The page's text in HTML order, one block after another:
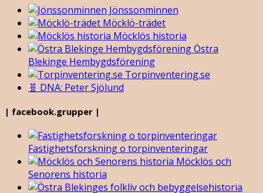
Jönssonminnen
Möcklö-trädet
Möcklös historia
Östra
Blekinge Hembygdsförening
Torpinventering.se
🧬 DNA: Peter Sjölund
| facebook.grupper |
Fastighetsforskning o torpinventeringar
Möcklös och
Senorens historia